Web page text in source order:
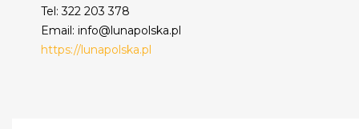
Tel: 322 203 378
Email: info@lunapolska.pl
https://lunapolska.pl